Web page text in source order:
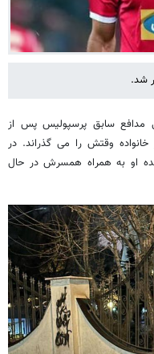
شد.
مدافع سابق پرسپولیس پس از
خانواده وقتش را می گذراند. در
او به همراه همسرش در حال